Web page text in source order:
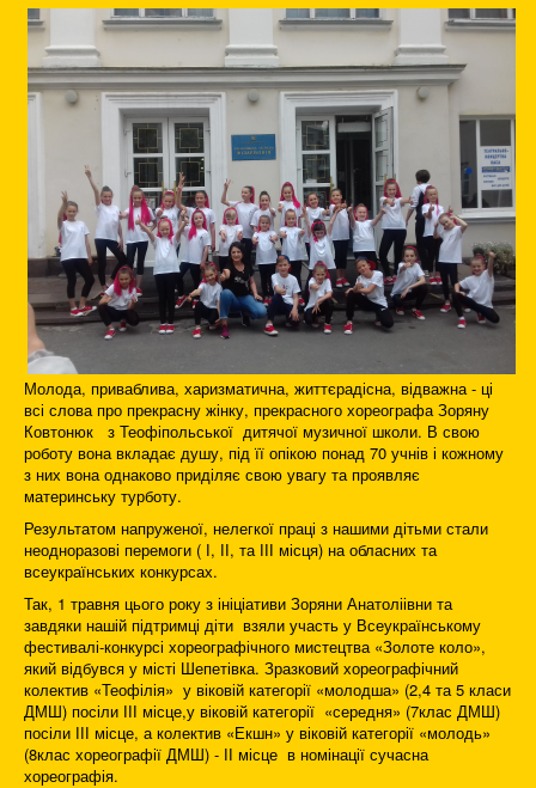
Молода, приваблива, харизматична, життєрадісна, відважна - ці
всі слова про прекрасну жінку, прекрасного хореографа Зоряну
Ковтонюк з Теофіпольської дитячої музичної школи. В свою
роботу вона вкладає душу, під її опікою понад 70 учнів і кожному
з них вона однаково приділяє свою увагу та проявляє
материнську турботу.
Результатом напруженої, нелегкої праці з нашими дітьми стали
неодноразові перемоги ( І, ІІ, та ІІІ місця) на обласних та
всеукраїнських конкурсах.
Так, 1 травня цього року з ініціативи Зоряни Анатоліівни та
завдяки нашій підтримці діти взяли участь у Всеукраїнському
фестивалі-конкурсі хореографічного мистецтва «Золоте коло»,
який відбувся у місті Шепетівка. Зразковий хореографічний
колектив «Теофілія» у віковій категорії «молодша» (2,4 та 5 класи
ДМШ) посіли ІІІ місце,у віковій категорії «середня» (7клас ДМШ)
посіли ІІІ місце, а колектив «Екшн» у віковій категорії «молодь»
(8клас хореографії ДМШ) - ІІ місце в номінації сучасна
хореографія.